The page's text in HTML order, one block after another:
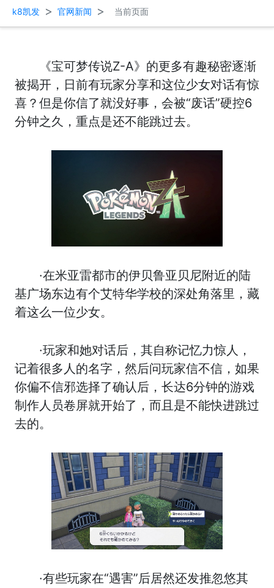
k8凯发 > 官网新闻 > 当前页面
《宝可梦传说Z-A》的更多有趣秘密逐渐
被揭开，日前有玩家分享和这位少女对话有惊
喜？但是你信了就没好事，会被“废话”硬控6
分钟之久，重点是还不能跳过去。
·在米亚雷都市的伊贝鲁亚贝尼附近的陆
基广场东边有个艾特华学校的深处角落里，藏
着这么一位少女。
·玩家和她对话后，其自称记忆力惊人，
记着很多人的名字，然后问玩家信不信，如果
你偏不信邪选择了确认后，长达6分钟的游戏
制作人员卷屏就开始了，而且是不能快进跳过
去的。
·有些玩家在“遇害”后居然还发推忽悠其